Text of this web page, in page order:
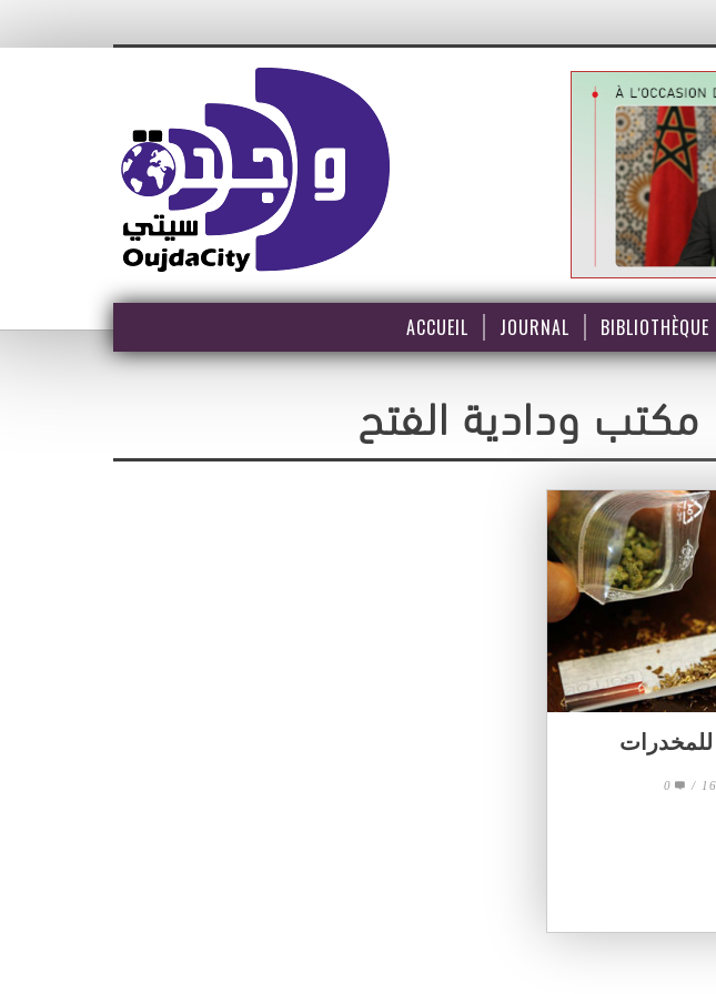
ACCUEIL JOURNAL BIBLIOTHÈQUE
مكتب ودادية الفتح
للمخدرات
/
0